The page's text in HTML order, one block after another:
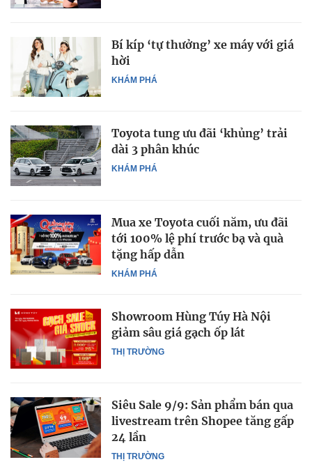
KHÁM PHÁ
Bí kíp ‘tự thưởng’ xe máy với giá
hời
KHÁM PHÁ
Toyota tung ưu đãi ‘khủng’ trải
dài 3 phân khúc
KHÁM PHÁ
Mua xe Toyota cuối năm, ưu đãi
tới 100% lệ phí trước bạ và quà
tặng hấp dẫn
THỊ TRƯỜNG
Showroom Hùng Túy Hà Nội
giảm sâu giá gạch ốp lát
THỊ TRƯỜNG
Siêu Sale 9/9: Sản phẩm bán qua
livestream trên Shopee tăng gấp
24 lần